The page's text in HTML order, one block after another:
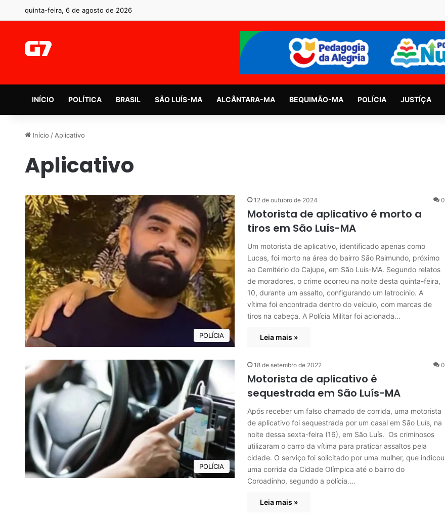
quinta-feira, 6 de agosto de 2026
INÍCIO POLÍTICA BRASIL SÃO LUÍS-MA ALCÂNTARA-MA BEQUIMÃO-MA POLÍCIA JUSTÍÇA
Início / Aplicativo
Aplicativo
POLÍCIA
12 de outubro de 2024 0
Motorista de aplicativo é morto a
tiros em São Luís-MA
Um motorista de aplicativo, identificado apenas como
Lucas, foi morto na área do bairro São Raimundo, próximo
ao Cemitério do Cajupe, em São Luís-MA. Segundo relatos
de moradores, o crime ocorreu na noite desta quinta-feira,
10, durante um assalto, configurando um latrocínio. A
vítima foi encontrada dentro do veículo, com marcas de
tiros na cabeça. A Polícia Militar foi acionada…
Leia mais »
POLÍCIA
18 de setembro de 2022 0
Motorista de aplicativo é
sequestrada em São Luís-MA
Após receber um falso chamado de corrida, uma motorista
de aplicativo foi sequestrada por um casal em São Luís, na
noite dessa sexta-feira (16), em São Luís. Os criminosos
utilizaram o carro da vítima para praticar assaltos pela
cidade. O serviço foi solicitado por uma mulher, que indicou
uma corrida da Cidade Olímpica até o bairro do
Coroadinho, segundo a polícia.…
Leia mais »